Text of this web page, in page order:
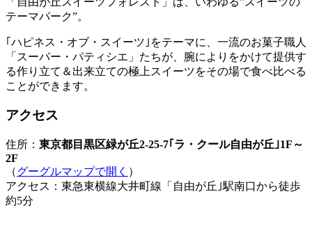
テーマパーク”。
｢ハピネス・オブ・スイーツ｣をテーマに、一流のお菓子職人
「スーパー・パティシエ」たちが、腕によりをかけて提供す
る作り立て＆出来立ての極上スイーツをその場で食べ比べる
ことができます。
アクセス
住所： 東京都目黒区緑が丘2-25-7｢ラ・クール自由が丘｣1F～
2F
（グーグルマップで開く ）
アクセス：東急東横線大井町線「自由が丘｣駅南口から徒歩
約5分